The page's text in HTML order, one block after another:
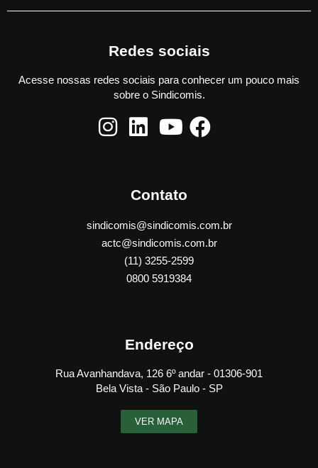
Redes sociais
Acesse nossas redes sociais para conhecer um pouco mais
sobre o Sindicomis.
Contato
sindicomis@sindicomis.com.br
actc@sindicomis.com.br
(11) 3255-2599
0800 5919384
Endereço
Rua Avanhandava, 126 6º andar - 01306-901
Bela Vista - São Paulo - SP
VER MAPA